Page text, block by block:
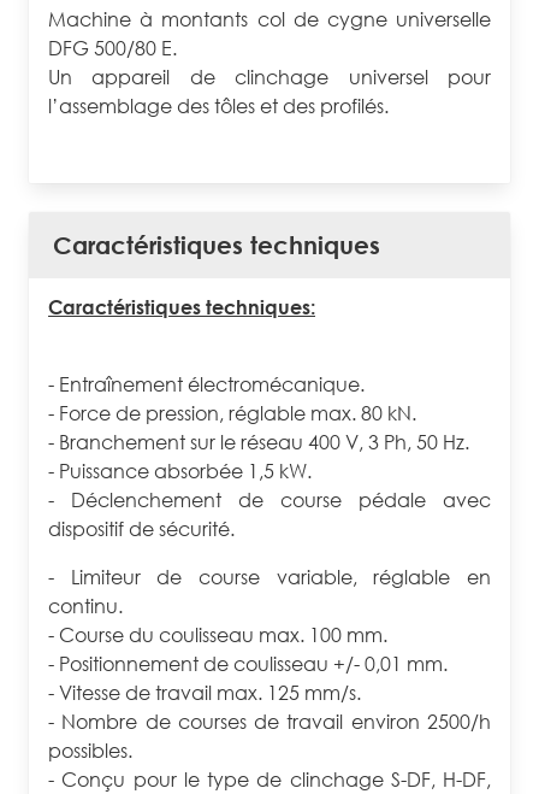
Machine à montants col de cygne universelle
DFG 500/80 E.
Un appareil de clinchage universel pour
l’assemblage des tôles et des profilés.
Caractéristiques techniques
Caractéristiques techniques:
- Entraînement électromécanique.
- Force de pression, réglable max. 80 kN.
- Branchement sur le réseau 400 V, 3 Ph, 50 Hz.
- Puissance absorbée 1,5 kW.
- Déclenchement de course pédale avec
dispositif de sécurité.
- Limiteur de course variable, réglable en
continu.
- Course du coulisseau max. 100 mm.
- Positionnement de coulisseau +/- 0,01 mm.
- Vitesse de travail max. 125 mm/s.
- Nombre de courses de travail environ 2500/h
possibles.
- Conçu pour le type de clinchage S-DF, H-DF,